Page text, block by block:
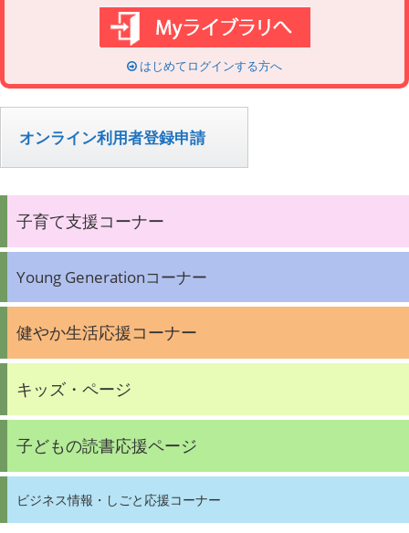
はじめてログインする方へ
オンライン利用者登録申請
子育て支援コーナー
Young Generationコーナー
健やか生活応援コーナー
キッズ・ページ
子どもの読書応援ページ
ビジネス情報・しごと応援コーナー